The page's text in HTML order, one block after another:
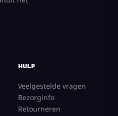
HULP
Veelgestelde vragen
Bezorginfo
Retourneren